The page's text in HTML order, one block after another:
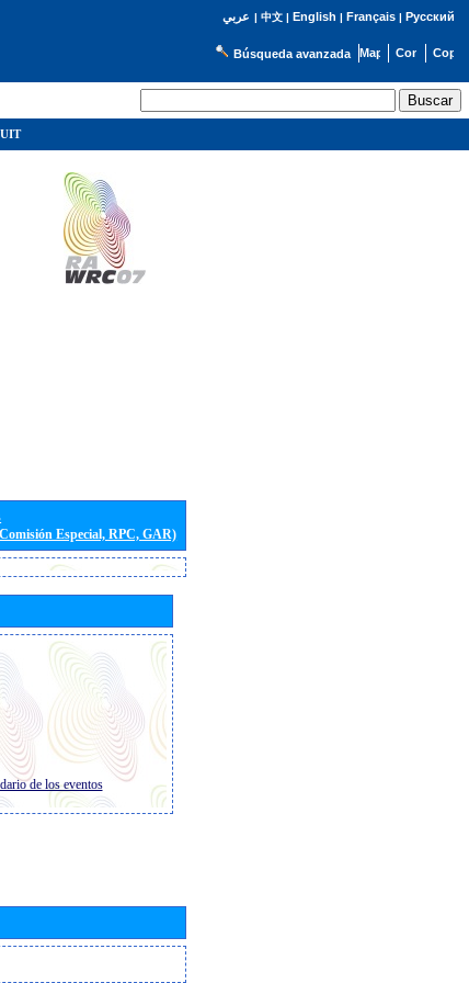
عربي | 中文| English | Français| Русский
Búsqueda avanzada
Especial, RPC, GAR)
de los eventos
UIT